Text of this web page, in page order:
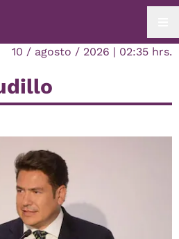
10 / agosto / 2026 | 02:35 hrs.